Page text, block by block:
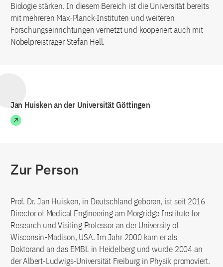
Biologie stärken. In diesem Bereich ist die Universität bereits
mit mehreren Max-Planck-Instituten und weiteren
Forschungseinrichtungen vernetzt und kooperiert auch mit
Nobelpreisträger Stefan Hell.
Jan Huisken an der Universität Göttingen
Zur Person
Prof. Dr. Jan Huisken, in Deutschland geboren, ist seit 2016
Director of Medical Engineering am Morgridge Institute for
Research und Visiting Professor an der University of
Wisconsin-Madison, USA. Im Jahr 2000 kam er als
Doktorand an das EMBL in Heidelberg und wurde 2004 an
der Albert-Ludwigs-Universität Freiburg in Physik promoviert.